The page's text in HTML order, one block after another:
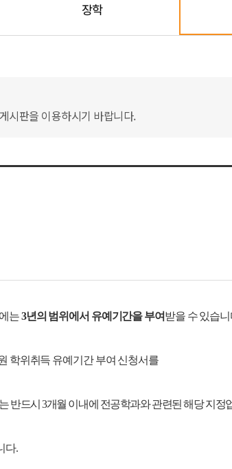
장학
시판을 이용하시기 바랍니다.
는3년의 범위에서 유예기간을 부여받을 수 있습니
학위취득 유예기간 부여 신청서를
반드시 3개월 이내에 전공학과와 관련된 해당 지정
다.